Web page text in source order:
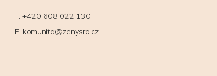
T: +420 608 022 130
E: komunita@zenysro.cz